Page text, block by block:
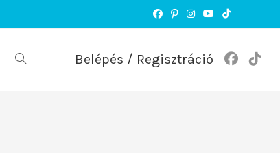
Belépés / Regisztráció
TOGGLE